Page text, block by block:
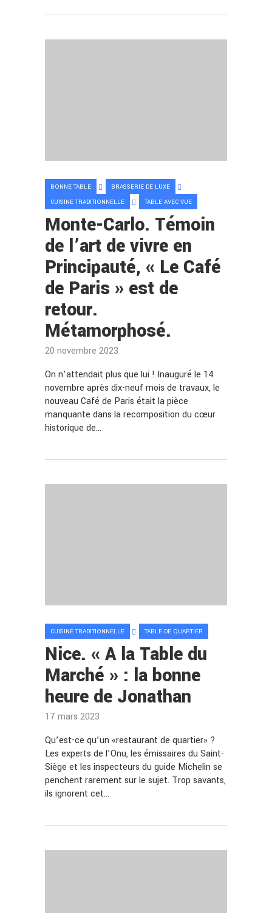
BONNE TABLE
BRASSERIE DE LUXE
CUISINE TRADITIONNELLE
TABLE AVEC VUE
Monte-Carlo. Témoin
de l’art de vivre en
Principauté, « Le Café
de Paris » est de
retour.
Métamorphosé.
20 novembre 2023
On n’attendait plus que lui ! Inauguré le 14
novembre après dix-neuf mois de travaux, le
nouveau Café de Paris était la pièce
manquante dans la recomposition du cœur
historique de…
CUISINE TRADITIONNELLE TABLE DE QUARTIER
Nice. « A la Table du
Marché » : la bonne
heure de Jonathan
17 mars 2023
Qu’est-ce qu’un «restaurant de quartier» ?
Les experts de l’Onu, les émissaires du Saint-
Siège et les inspecteurs du guide Michelin se
penchent rarement sur le sujet. Trop savants,
ils ignorent cet…